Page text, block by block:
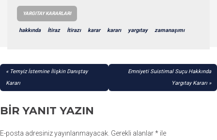
YARGITAY KARARLARI
hakkında İtiraz İtirazı karar kararı yargıtay zamanaşımı
YAZI
GEZINMESI
Temyiz İstemine İlişkin Danıştay
Kararı
Emniyeti Suistimal Suçu Hakkında
Yargıtay Kararı
BIR YANIT YAZIN
E-posta adresiniz yayınlanmayacak. Gerekli alanlar* ile